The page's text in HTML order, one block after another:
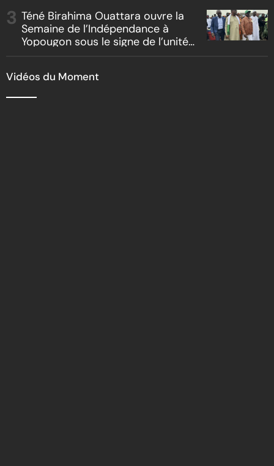
clash culturel Akyé vs Abbey
Téné Birahima Ouattara ouvre la
Semaine de l’Indépendance à
Yopougon sous le signe de l’unité
Vidéos du Moment